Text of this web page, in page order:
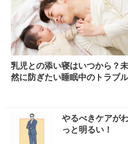
乳児との添い寝はいつから？未
然に防ぎたい睡眠中のトラブル
やるべきケアが
っと明るい！